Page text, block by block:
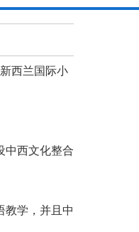
西兰国际小
中西文化整合
学，并且中